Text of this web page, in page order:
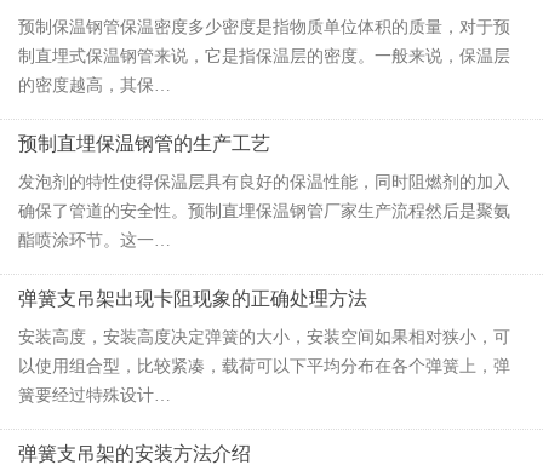
预制保温钢管保温密度多少密度是指物质单位体积的质量，对于预
制直埋式保温钢管来说，它是指保温层的密度。一般来说，保温层
的密度越高，其保…
预制直埋保温钢管的生产工艺
发泡剂的特性使得保温层具有良好的保温性能，同时阻燃剂的加入
确保了管道的安全性。预制直埋保温钢管厂家生产流程然后是聚氨
酯喷涂环节。这一…
弹簧支吊架出现卡阻现象的正确处理方法
安装高度，安装高度决定弹簧的大小，安装空间如果相对狭小，可
以使用组合型，比较紧凑，载荷可以下平均分布在各个弹簧上，弹
簧要经过特殊设计…
弹簧支吊架的安装方法介绍